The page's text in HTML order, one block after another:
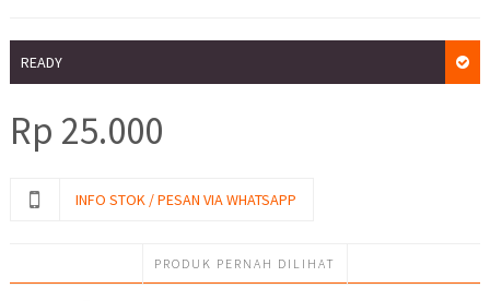
READY
Rp 25.000
INFO STOK / PESAN VIA WHATSAPP
PRODUK PERNAH DILIHAT